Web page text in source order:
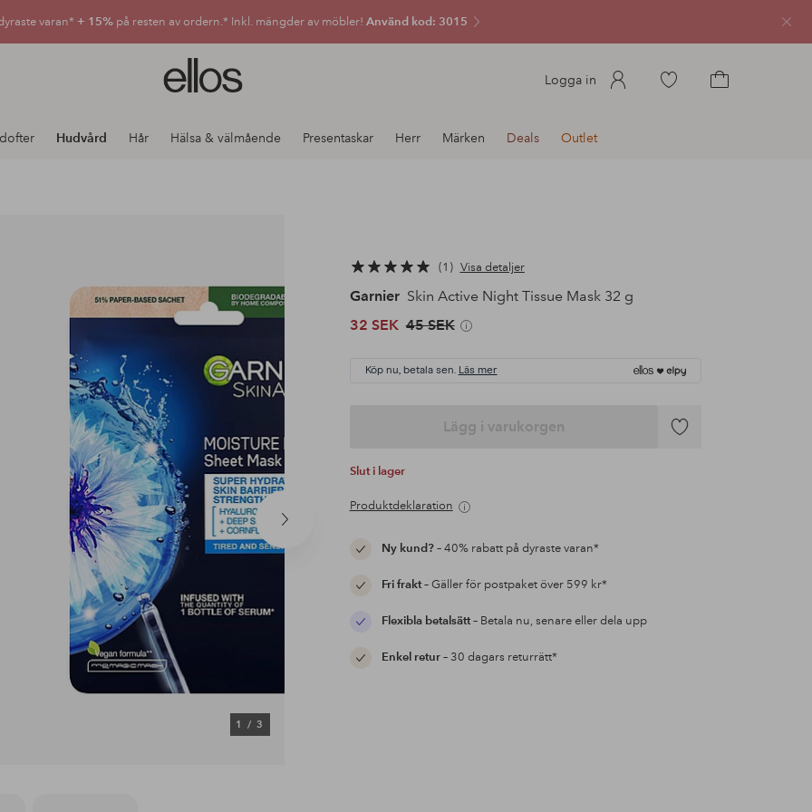
varan* + 15% på resten av ordern.* Inkl. mängder av möbler! Använd kod: 3015
Ellos
logotyp
gå
Logga in
Gå
Hudvård Hår Hälsa & välmående Presentaskar Herr Märken Deals Outlet
Nästa
1/ 3
1 Visa detaljer
Garnier Skin Active Night Tissue Mask 32 g
32 SEK 45 SEK
Köp nu, betala sen. Läs mer
Lägg i varukorgen
Lägg
Slut i lager
Produktdeklaration
Ny kund?– 40% rabatt på dyraste varan*
Fri frakt– Gäller för postpaket över 599 kr*
Flexibla betalsätt– Betala nu, senare eller dela upp
Enkel retur– 30 dagars returrätt*